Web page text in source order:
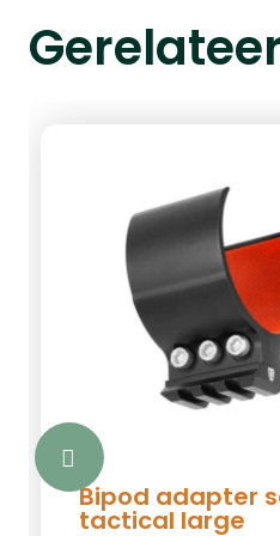
Bipod adapter
tactical large